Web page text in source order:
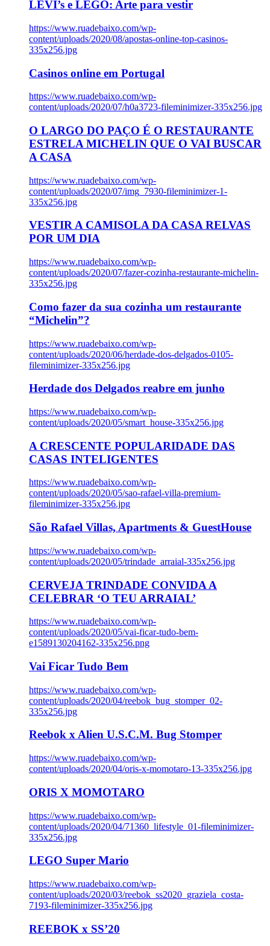
LEVI’s e LEGO: Arte para vestir
https://www.ruadebaixo.com/wp-
content/uploads/2020/08/apostas-online-top-casinos-
335x256.jpg
Casinos online em Portugal
https://www.ruadebaixo.com/wp-
content/uploads/2020/07/h0a3723-fileminimizer-335x256.jpg
O LARGO DO PAÇO É O RESTAURANTE
ESTRELA MICHELIN QUE O VAI BUSCAR
A CASA
https://www.ruadebaixo.com/wp-
content/uploads/2020/07/img_7930-fileminimizer-1-
335x256.jpg
VESTIR A CAMISOLA DA CASA RELVAS
POR UM DIA
https://www.ruadebaixo.com/wp-
content/uploads/2020/07/fazer-cozinha-restaurante-michelin-
335x256.jpg
Como fazer da sua cozinha um restaurante
“Michelin”?
https://www.ruadebaixo.com/wp-
content/uploads/2020/06/herdade-dos-delgados-0105-
fileminimizer-335x256.jpg
Herdade dos Delgados reabre em junho
https://www.ruadebaixo.com/wp-
content/uploads/2020/05/smart_house-335x256.jpg
A CRESCENTE POPULARIDADE DAS
CASAS INTELIGENTES
https://www.ruadebaixo.com/wp-
content/uploads/2020/05/sao-rafael-villa-premium-
fileminimizer-335x256.jpg
São Rafael Villas, Apartments & GuestHouse
https://www.ruadebaixo.com/wp-
content/uploads/2020/05/trindade_arraial-335x256.jpg
CERVEJA TRINDADE CONVIDA A
CELEBRAR ‘O TEU ARRAIAL’
https://www.ruadebaixo.com/wp-
content/uploads/2020/05/vai-ficar-tudo-bem-
e1589130204162-335x256.png
Vai Ficar Tudo Bem
https://www.ruadebaixo.com/wp-
content/uploads/2020/04/reebok_bug_stomper_02-
335x256.jpg
Reebok x Alien U.S.C.M. Bug Stomper
https://www.ruadebaixo.com/wp-
content/uploads/2020/04/oris-x-momotaro-13-335x256.jpg
ORIS X MOMOTARO
https://www.ruadebaixo.com/wp-
content/uploads/2020/04/71360_lifestyle_01-fileminimizer-
335x256.jpg
LEGO Super Mario
https://www.ruadebaixo.com/wp-
content/uploads/2020/03/reebok_ss2020_graziela_costa-
7193-fileminimizer-335x256.jpg
REEBOK x SS’20